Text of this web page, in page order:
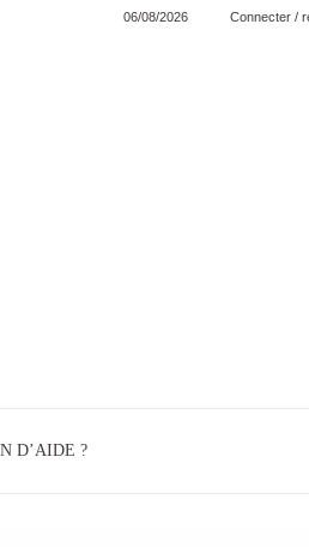
06/08/2026 Connecter /
D’AIDE ?